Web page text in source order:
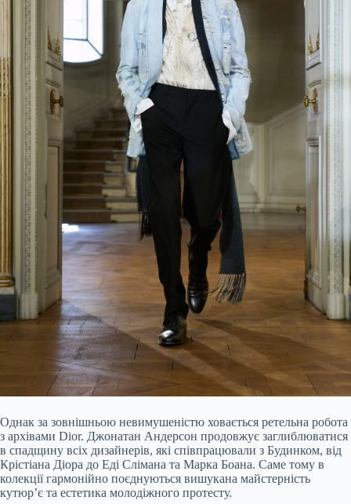
Однак за зовнішньою невимушеністю ховається ретельна робота
з архівами Dior. Джонатан Андерсон продовжує заглиблюватися
в спадщину всіх дизайнерів, які співпрацювали з Будинком, від
Крістіана Діора до Еді Слімана та Марка Боана. Саме тому в
колекції гармонійно поєднуються вишукана майстерність
кутюр’є та естетика молодіжного протесту.